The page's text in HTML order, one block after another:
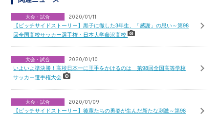
大会・試合 2020/01/11
【ピッチサイドストーリー】黒子に徹した3年生、「感謝」の思い～第98
回全国高校サッカー選手権・日本大学藤沢高校
大会・試合 2020/01/10
いよいよ準決勝！高校日本一に王手をかけるのは 第98回全国高等学校
サッカー選手権大会
大会・試合 2020/01/09
【ピッチサイドストーリー】後輩たちの勇姿が生んだ新たな刺激～第98